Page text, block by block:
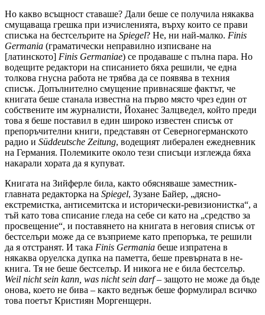
Но какво всъщност ставаше? Дали беше се получила някаква
смущаваща грешка при изчисленията, върху които се прави
списъка на бестселърите на Spiegel? Не, ни най-малко. Finis
Germania (граматически неправилно изписване на
[латинското] Finis Germaniae) се продаваше с пълна пара. Но
водещите редактори на списанието бяха решили, че една
толкова гнусна работа не трябва да се появява в техния
списък. Допълнително смущение привнасяше фактът, че
книгата беше станала известна на първо място чрез един от
собствените им журналисти, Йоханес Залцведел, който преди
това я беше поставил в един широко известен списък от
препоръчителни книги, представян от Северногерманското
радио и Süddeutsche Zeitung, водещият либерален ежедневник
на Германия. Полемиките около тези списъци изглежда бяха
накарали хората да я купуват.
Книгата на Зийферле била, както обясняваше заместник-
главната редакторка на Spiegel, Зузане Байер, „дясно-
екстремистка, антисемитска и исторически-ревизионистка“, а
тъй като това списание гледа на себе си като на „средство за
просвещение“, и поставянето на книгата в неговия списък от
бестселъри може да се възприеме като препоръка, те решили
да я отстранят. И така Finis Germania беше изпратена в
някаква оруелска дупка на паметта, беше превърната в не-
книга. Тя не беше бестселър. И никога не е била бестселър.
Weil nicht sein kann, was nicht sein darf– защото не може да бъде
онова, което не бива – както веднъж беше формулирал всичко
това поетът Кристиян Моргенщерн.